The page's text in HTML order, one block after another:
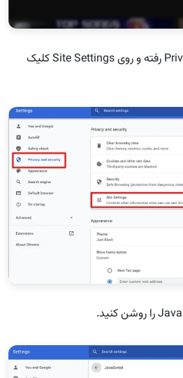
به بخش Privacy and Security رفته و روی Site Settings کلیک